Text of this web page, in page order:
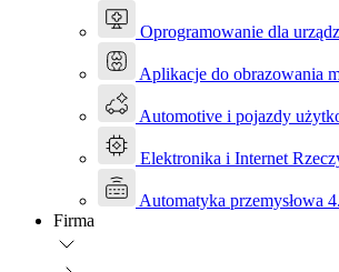
Oprogramowanie dla
Aplikacje do obrazowania
Automotive i pojazdy
Elektronika i Internet
Automatyka przemysłowa
Firma